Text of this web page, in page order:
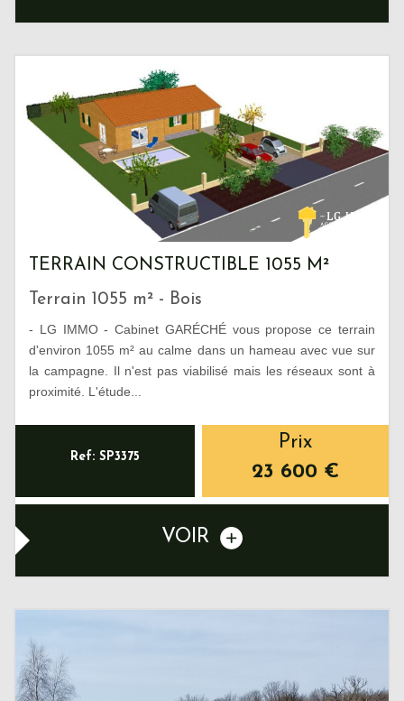
TERRAIN CONSTRUCTIBLE 1055 M²
Terrain 1055 m² - Bois
- LG IMMO - Cabinet GARÉCHÉ vous propose ce terrain
d'environ 1055 m² au calme dans un hameau avec vue sur
la campagne. Il n'est pas viabilisé mais les réseaux sont à
proximité. L'étude...
Ref: SP3375
Prix
23 600 €
VOIR